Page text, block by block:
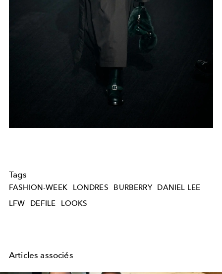
Tags
FASHION-WEEK LONDRES BURBERRY
DANIEL LEE
LFW
DEFILE LOOKS
Articles associés